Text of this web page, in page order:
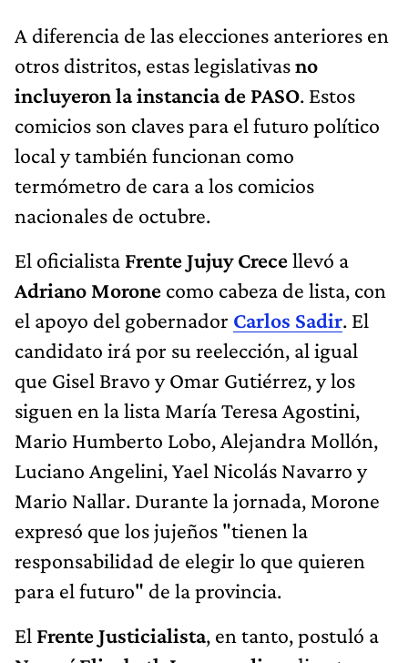
A diferencia de las elecciones anteriores en
otros distritos, estas legislativasno
incluyeron la instancia de PASO. Estos
comicios son claves para el futuro político
local y también funcionan como
termómetro de cara a los comicios
nacionales de octubre.
El oficialista Frente Jujuy Crecellevó a
Adriano Morone como cabeza de lista, con
el apoyo del gobernador Carlos Sadir. El
candidato irá por su reelección, al igual
que Gisel Bravo y Omar Gutiérrez, y los
siguen en la lista María Teresa Agostini,
Mario Humberto Lobo, Alejandra Mollón,
Luciano Angelini, Yael Nicolás Navarro y
Mario Nallar. Durante la jornada, Morone
expresó que los jujeños "tienen la
responsabilidad de elegir lo que quieren
para el futuro" de la provincia.
El Frente Justicialista, en tanto, postuló a